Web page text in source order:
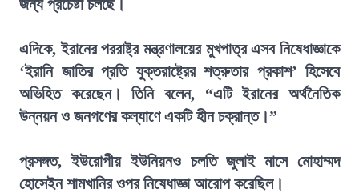
জন্য প্রচেষ্টা চলছে।
এদিকে, ইরানের পররাষ্ট্র মন্ত্রণালয়ের মুখপাত্র এসব নিষেধাজ্ঞাকে
‘ইরানি জাতির প্রতি যুক্তরাষ্ট্রের শত্রুতার প্রকাশ’ হিসেবে
অভিহিত করেছেন। তিনি বলেন, “এটি ইরানের অর্থনৈতিক
উন্নয়ন ও জনগণের কল্যাণে একটি হীন চক্রান্ত।”
প্রসঙ্গত, ইউরোপীয় ইউনিয়নও চলতি জুলাই মাসে মোহাম্মদ
হোসেইন শামখানির ওপর নিষেধাজ্ঞা আরোপ করেছিল।